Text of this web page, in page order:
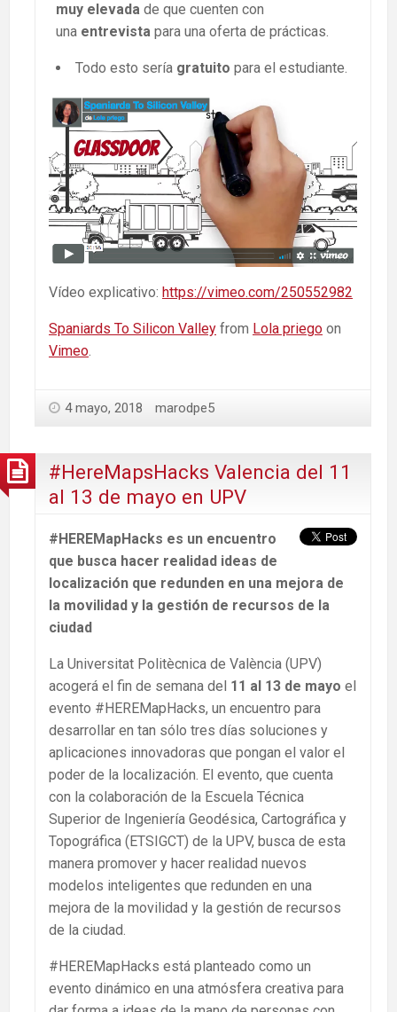
muy elevada de que cuenten con
una entrevista para una oferta de prácticas.
Todo esto sería gratuito para el estudiante.
Vídeo explicativo: https://vimeo.com/250552982
Spaniards To Silicon Valley from Lola priego on
Vimeo
4 mayo, 2018 marodpe5
#HereMapsHacks Valencia del 11
al 13 de mayo en UPV
#HEREMapHacks es un encuentro
que busca hacer realidad ideas de
localización que redunden en una mejora de
la movilidad y la gestión de recursos de la
ciudad
La Universitat Politècnica de València (UPV)
acogerá el fin de semana del 11 al 13 de mayo el
evento #HEREMapHacks, un encuentro para
desarrollar en tan sólo tres días soluciones y
aplicaciones innovadoras que pongan el valor el
poder de la localización. El evento, que cuenta
con la colaboración de la Escuela Técnica
Superior de Ingeniería Geodésica, Cartográfica y
Topográfica (ETSIGCT) de la UPV, busca de esta
manera promover y hacer realidad nuevos
modelos inteligentes que redunden en una
mejora de la movilidad y la gestión de recursos
de la ciudad.
#HEREMapHacks está planteado como un
evento dinámico en una atmósfera creativa para